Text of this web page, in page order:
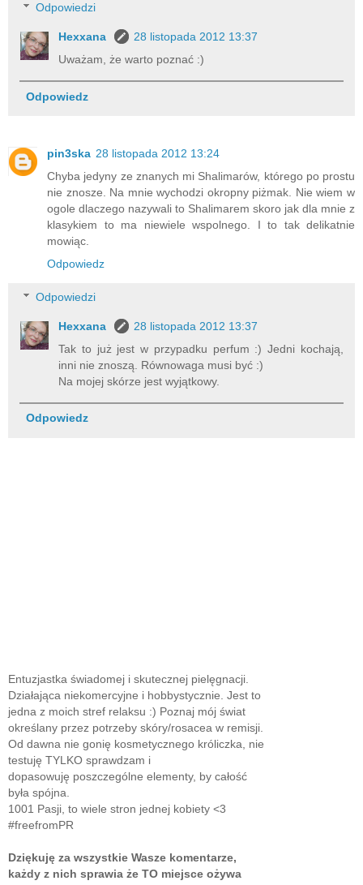
Odpowiedzi
Hexxana
28 listopada 2012 13:37
Uważam, że warto poznać :)
Odpowiedz
pin3ska 28 listopada 2012 13:24
Chyba jedyny ze znanych mi Shalimarów, którego po prostu
nie znosze. Na mnie wychodzi okropny piżmak. Nie wiem w
ogole dlaczego nazywali to Shalimarem skoro jak dla mnie z
klasykiem to ma niewiele wspolnego. I to tak delikatnie
mowiąc.
Odpowiedz
Odpowiedzi
Hexxana
28 listopada 2012 13:37
Tak to już jest w przypadku perfum :) Jedni kochają,
inni nie znoszą. Równowaga musi być :)
Na mojej skórze jest wyjątkowy.
Odpowiedz
Entuzjastka świadomej i skutecznej pielęgnacji.
Działająca niekomercyjne i hobbystycznie. Jest to
jedna z moich stref relaksu :) Poznaj mój świat
określany przez potrzeby skóry/rosacea w remisji.
Od dawna nie gonię kosmetycznego króliczka, nie
testuję TYLKO sprawdzam i
dopasowuję poszczególne elementy, by całość
była spójna.
1001 Pasji, to wiele stron jednej kobiety <3
#freefromPR
Dziękuję za wszystkie Wasze komentarze,
każdy z nich sprawia że TO miejsce ożywa